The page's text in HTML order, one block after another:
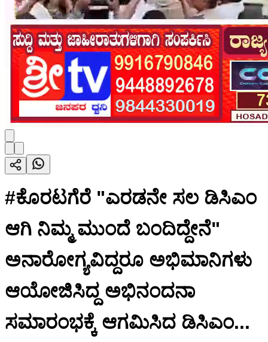
#ಕೊರಟಗೆರೆ "ಎರಡನೇ ಸಲ ಡಿಸಿಎಂ
ಆಗಿ ನಿಮ್ಮ ಮುಂದೆ ಬಂದಿದ್ದೇನೆ"
ಅನಾರೋಗ್ಯವಿದ್ದರೂ ಅಭಿಮಾನಿಗಳು
ಆಯೋಜಿಸಿದ್ದ ಅಭಿನಂದನಾ
ಸಮಾರಂಭಕ್ಕೆ ಆಗಮಿಸಿದ ಡಿಸಿಎಂ...